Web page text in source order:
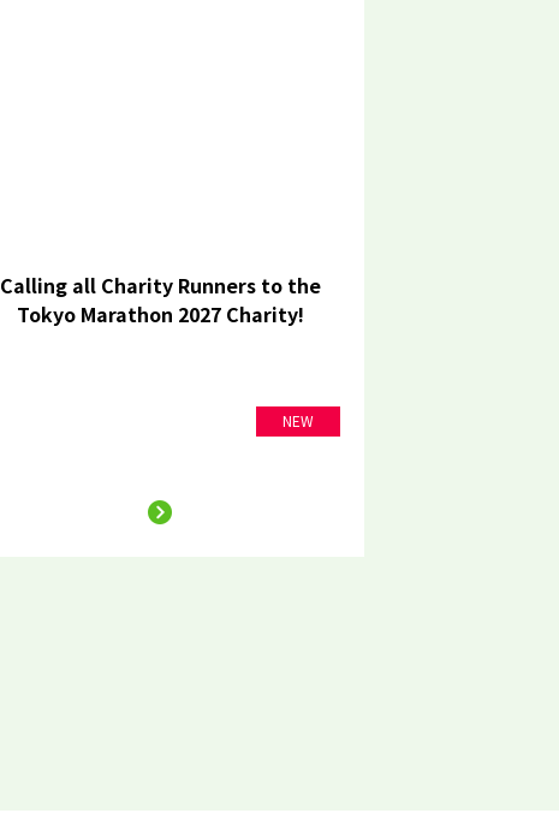
Calling all Charity Runners to the
Tokyo Marathon 2027 Charity!
NEW